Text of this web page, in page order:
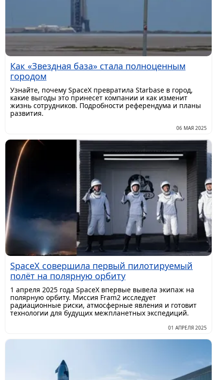
Как «Звездная база» стала полноценным
городом
Узнайте, почему SpaceX превратила Starbase в город,
какие выгоды это принесет компании и как изменит
жизнь сотрудников. Подробности референдума и планы
развития.
06 МАЯ 2025
SpaceX совершила первый пилотируемый
полёт на полярную орбиту
1 апреля 2025 года SpaceX впервые вывела экипаж на
полярную орбиту. Миссия Fram2 исследует
радиационные риски, атмосферные явления и готовит
технологии для будущих межпланетных экспедиций.
01 АПРЕЛЯ 2025